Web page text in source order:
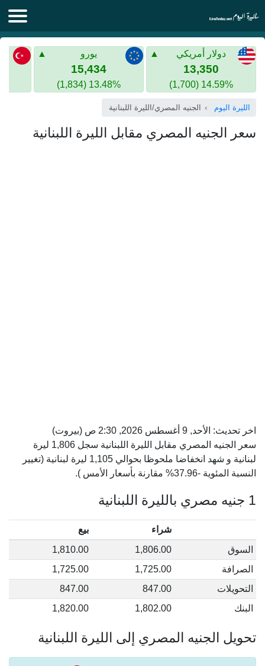
الليرة اليوم
الليرة السورية
الذهب في سوريا
الليرة التركية
الليرة التركية
الذهب في تركيا
اليورو الى الليرة التركية
دولار أمريكي
13,350
14.59% (1,700)
يورو
15,434
13.48% (1,834)
الليرة اليوم الجنيه المصري/الليرة اللبنانية
سعر الجنيه المصري مقابل الليرة اللبنانية
اخر تحديث: الأحد, 9 أغسطس 2026, 2:30 ص
(بيروت)
سعر الجنيه المصري مقابل الليرة اللبنانية سجل 1,806 ليرة
لبنانية و شهد انخفاضا ملحوظا بحوالي 1,105 ليرة لبنانية (تغيير
النسبة المئوية -37.96% مقارنة بأسعار الأمس ).
1 جنيه مصري بالليرة اللبنانية
شراء
بيع
السوق
1,806.00
1,810.00
الصرافة
1,725.00
1,725.00
التحويلات
847.00
847.00
البنك
1,802.00
1,820.00
تحويل الجنيه المصري إلى الليرة اللبنانية